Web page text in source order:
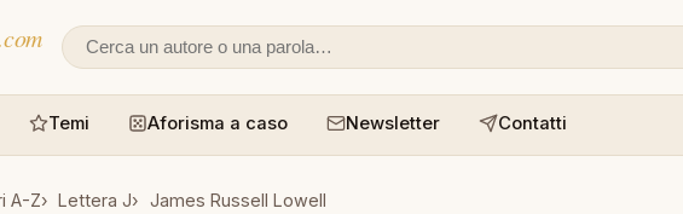
Cerca un autore o un aforisma
Temi Aforisma a caso Newsletter Contatti
A-Z Lettera J James Russell Lowell